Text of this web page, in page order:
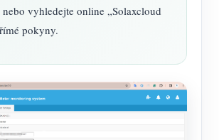
vyhledejte online „Solaxcloud
pokyny.